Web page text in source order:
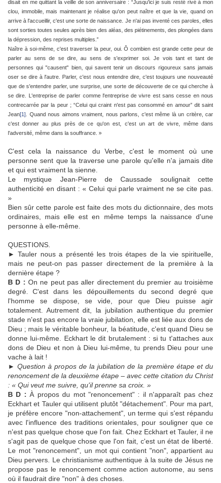
disait en me quittant la veille de son anniversaire : “Jusqu'ici je suis resté rivé à mon
clou, immobile, mais maintenant je réalise qu'on peut naître et que la vie, quand on
arrive à l'accueillir, c'est une sorte de naissance. Je n'ai pas inventé ces paroles, elles
sont sorties toutes seules après bien des aléas, des piétinements, des plongées dans
la dépression, des reprises multiples.”
Naître à soi-même, c'est traverser la peur, oui. Ô combien est grande cette peur de
parler au sens de se dire, au sens de s'exprimer soi. Je vois tant et tant de
personnes qui "causent" bien, qui savent tenir un discours rigoureux sans jamais
oser se dire à l'autre. Parler, c'est nous entendre dire, c'est toujours une nouveauté
que de s'entendre parler, une surprise, une sorte de découverte de ce qui cherche à
se dire. L'entreprise de parler comme l'entreprise de vivre est sans cesse en nous
contrecarrée par la peur ; “Celui qui craint n'est pas consommé en amour” dit saint
Jean[1] . Quand nous aimons vraiment, nous parlons, c'est même là un critère, car
c'est donner au plus près de ce qu'on est, c'est un art de vivre, même dans
l'adversité, même dans la souffrance. »
C'est cela la naissance du Verbe, c'est le moment où une
personne sent que la traverse une parole qu'elle n'a jamais dite
et qui est vraiment la sienne.
Le mystique Jean-Pierre de Caussade soulignait cette
authenticité en disant : « Celui qui parle vraiment ne se cite pas.
»
Bien sûr cette parole est faite des mots du dictionnaire, des mots
ordinaires, mais elle est en même temps la naissance d'une
personne à elle-même.
QUESTIONS.
► Tauler nous a présenté les trois étapes de la vie spirituelle,
mais ne peut-on pas passer directement de la première à la
dernière étape ?
B D : On ne peut pas aller directement du premier au troisième
degré. C'est dans les dépouillements du second degré que
l'homme se dispose, se vide, pour que Dieu puisse agir
totalement. Autrement dit, la jubilation authentique du premier
stade n'est pas encore la vraie jubilation, elle est liée aux dons de
Dieu ; mais le véritable bonheur, la béatitude, c'est quand Dieu se
donne lui-même. Eckhart le dit brutalement : si tu t'attaches aux
dons de Dieu et non à Dieu lui-même, tu prends Dieu pour une
vache à lait !
► Question à propos de la jubilation de la première étape et du
renoncement de la deuxième étape – avec cette citation du Christ
: « Qui veut me suivre, qu'il prenne sa croix. »
B D : À propos du mot "renoncement" : il n'apparaît pas chez
Eckhart et Tauler qui utilisent plutôt "détachement". Pour ma part,
je préfère encore "non-attachement", un terme qui s'est répandu
avec l'influence des traditions orientales, pour souligner que ce
n'est pas quelque chose que l'on fait. Chez Eckhart et Tauler, il ne
s'agit pas de quelque chose que l'on fait, c'est un état de liberté.
Le mot "renoncement", un mot qui contient "non", appartient au
Dieu pervers. Le christianisme authentique à la suite de Jésus ne
propose pas le renoncement comme action autonome, au sens
où il faudrait dire "non" à des choses.